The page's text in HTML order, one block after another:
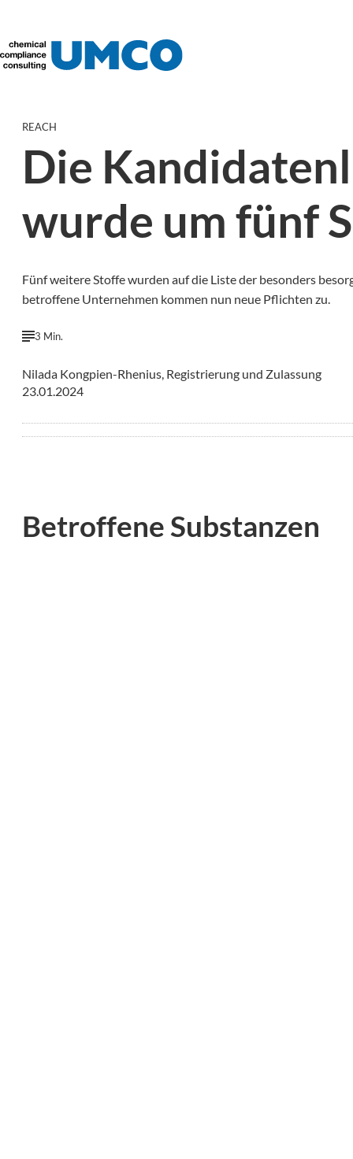
REACH
Die
wurde um fünf
Fünf weitere Stoffe wurden auf die Liste der besonders
betroffene Unternehmen kommen nun neue Pflichten zu.
3 Min.
Nilada Kongpien-Rhenius, Registrierung und Zulassung
23.01.2024
Betroffene Substanzen